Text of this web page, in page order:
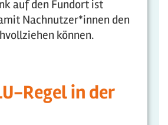
auf den Fundort ist
Nachnutzer*innen den
können.
Regel in der